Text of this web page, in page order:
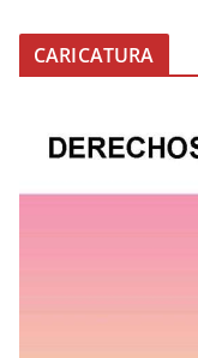
CARICATURA